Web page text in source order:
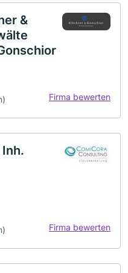
&
Firma bewerten
Firma bewerten